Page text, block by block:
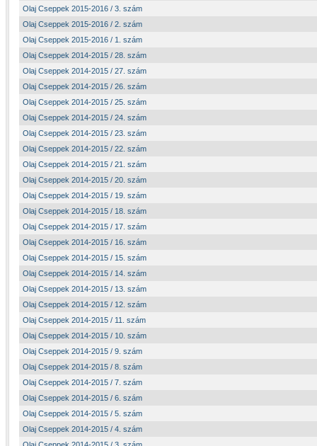
Olaj Cseppek 2015-2016 / 3. szám
Olaj Cseppek 2015-2016 / 2. szám
Olaj Cseppek 2015-2016 / 1. szám
Olaj Cseppek 2014-2015 / 28. szám
Olaj Cseppek 2014-2015 / 27. szám
Olaj Cseppek 2014-2015 / 26. szám
Olaj Cseppek 2014-2015 / 25. szám
Olaj Cseppek 2014-2015 / 24. szám
Olaj Cseppek 2014-2015 / 23. szám
Olaj Cseppek 2014-2015 / 22. szám
Olaj Cseppek 2014-2015 / 21. szám
Olaj Cseppek 2014-2015 / 20. szám
Olaj Cseppek 2014-2015 / 19. szám
Olaj Cseppek 2014-2015 / 18. szám
Olaj Cseppek 2014-2015 / 17. szám
Olaj Cseppek 2014-2015 / 16. szám
Olaj Cseppek 2014-2015 / 15. szám
Olaj Cseppek 2014-2015 / 14. szám
Olaj Cseppek 2014-2015 / 13. szám
Olaj Cseppek 2014-2015 / 12. szám
Olaj Cseppek 2014-2015 / 11. szám
Olaj Cseppek 2014-2015 / 10. szám
Olaj Cseppek 2014-2015 / 9. szám
Olaj Cseppek 2014-2015 / 8. szám
Olaj Cseppek 2014-2015 / 7. szám
Olaj Cseppek 2014-2015 / 6. szám
Olaj Cseppek 2014-2015 / 5. szám
Olaj Cseppek 2014-2015 / 4. szám